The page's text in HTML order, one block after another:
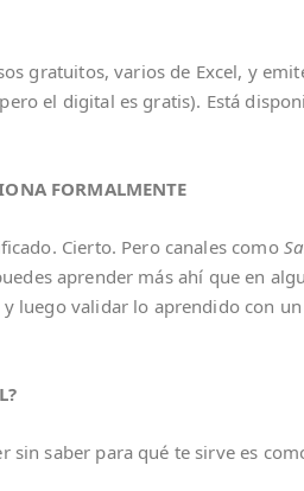
gratuitos, varios de Excel, y
el digital es gratis). Está
FORMALMENTE
Cierto. Pero canales como
aprender más ahí que en
luego validar lo aprendido con
sin saber para qué te sirve es